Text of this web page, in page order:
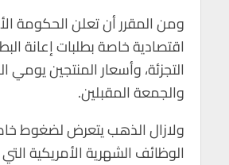
ومن المقرر أن تعلن الحكومة
اقتصادية خاصة بطلبات إعانة
التجزئة، وأسعار المنتجين
والجمعة المقبلين.
ولازال الذهب يتعرض لضغوط
الوظائف الشهرية الأمريكية